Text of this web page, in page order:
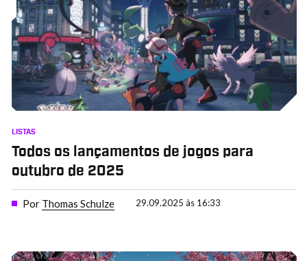
LISTAS
Todos os lançamentos de jogos para
outubro de 2025
Por Thomas Schulze 29.09.2025 às 16:33